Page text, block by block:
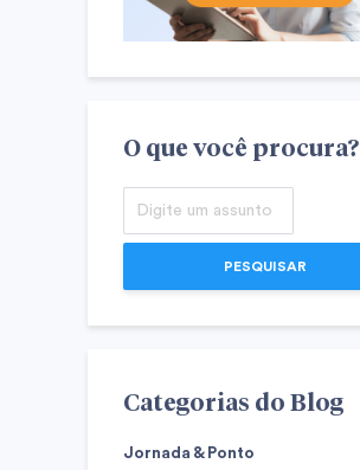
O que você procura?
PESQUISAR
Categorias do Blog
Jornada & Ponto